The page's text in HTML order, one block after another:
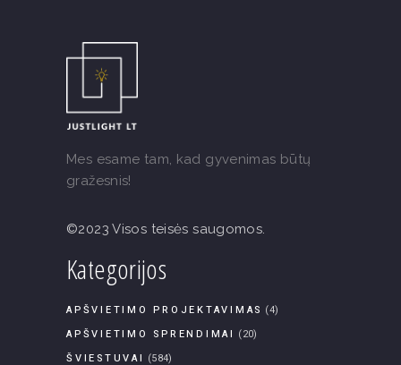
Mes esame tam, kad gyvenimas būtų
gražesnis!
©2023 Visos teisės saugomos.
Kategorijos
APŠVIETIMO PROJEKTAVIMAS (4)
APŠVIETIMO SPRENDIMAI (20)
ŠVIESTUVAI (584)